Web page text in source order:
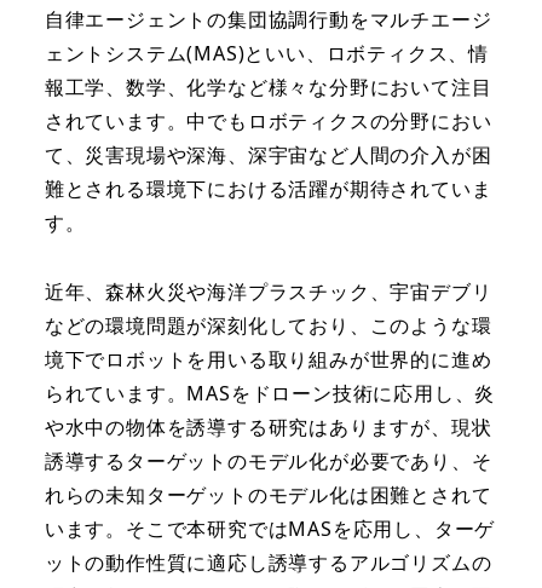
自律エージェントの集団協調行動をマルチエージ
ェントシステム(MAS)といい、ロボティクス、情
報工学、数学、化学など様々な分野において注目
されています。中でもロボティクスの分野におい
て、災害現場や深海、深宇宙など人間の介入が困
難とされる環境下における活躍が期待されていま
す。
近年、森林火災や海洋プラスチック、宇宙デブリ
などの環境問題が深刻化しており、このような環
境下でロボットを用いる取り組みが世界的に進め
られています。MASをドローン技術に応用し、炎
や水中の物体を誘導する研究はありますが、現状
誘導するターゲットのモデル化が必要であり、そ
れらの未知ターゲットのモデル化は困難とされて
います。そこで本研究ではMASを応用し、ターゲ
ットの動作性質に適応し誘導するアルゴリズムの